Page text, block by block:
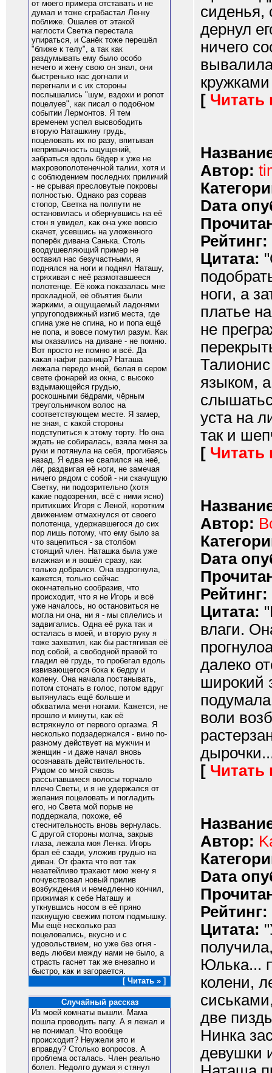
от моего примера отставать и не
думал и тоже сграбастал Ленку
поближе. Ошалев от этакой
наглости Светка перестала
упираться, и Санёк тоже перешёл
"ближе к телу", а так как
раздумывать ему было особо
нечего и жену свою он знал, они
быстренько нас догнали и
перегнали и с их стороны
послышались "шум, вздохи и ропот
поцелуев", как писал о подобном
событии Лермонтов. Я тем
временем успел высвободить
вторую Наташкину грудь,
поцеловать их по разу, впитывая
непривычность ощущений,
забраться вдоль бёдер к уже не
махровополотенечной талии, хотя и
с соблюдением последних приличий
- не срывая пресловутые покровы
полностью. Однако раз сорвав
стопор, Светка на полпути не
остановилась и обернувшись на её
стон я увидел, как она уже вовсю
скачет, усевшись на уложенного
поперёк дивана Санька. Столь
воодушевляющий пример не
оставил нас безучастными, я
поднялся на ноги и поднял Наташу,
стряхивая с неё размотавшееся
полотенце. Её кожа показалась мне
прохладной, её объятия были
жаркими, а ощущаемый ладонями
упругоподвижный изгиб места, где
спина уже не спина, но и попа ещё
не попа, и вовсе помутил разум. Как
мы оказались на диване - не помню.
Вот просто не помню и всё. Да
какая нафиг разница? Наташа
лежала передо мной, белая в сером
свете фонарей из окна, с высоко
вздымающейся грудью,
роскошными бёдрами, чёрным
треугольничком волос на
соответствующем месте. Я замер,
не зная, с какой стороны
подступиться к этому торту. Но она
ждать не собиралась, взяла меня за
руки и потянула на себя, прогибаясь
назад. Я едва не свалился на неё,
лёг, раздвигая её ноги, не замечая
ничего рядом с собой - ни скачущую
Светку, ни подозрительно (хотя
какие подозрения, всё с ними ясно)
притихших Игоря с Леной, коротким
движением отмахнулся от своего
полотенца, удержавшегося до сих
пор лишь потому, что ему было за
что зацепиться - за столбом
стоящий член. Наташка была уже
влажная и я вошёл сразу, как
только добрался. Она вздрогнула,
кажется, только сейчас
окончательно сообразив, что
происходит, что я не Игорь и всё
уже началось, но остановиться не
могла ни она, ни я - мы сплелись и
задвигались. Одна её рука так и
осталась в моей, и вторую руку я
тоже захватил, как бы растягивая её
под собой, а свободной правой то
гладил её грудь, то пробегал вдоль
извивающегося бока к бедру и
колену. Она начала постанывать,
потом стонать в голос, потом вдруг
вытянулась ещё больше и
обхватила меня ногами. Кажется, не
прошло и минуты, как её
встряхнуло от первого оргазма. Я
несколько подзадержался - вино по-
разному действует на мужчин и
женщин - и даже начал вновь
осознавать действительность.
Рядом со мной сквозь
рассыпавшиеся волосы торчало
плечо Светы, и я не удержался от
желания поцеловать и погладить
его, но Света мой порыв не
поддержала, похоже, её
стеснительность вновь вернулась.
С другой стороны молча, закрыв
глаза, лежала моя Ленка. Игорь
брал её сзади, уложив грудью на
диван. От факта что вот так
незатейливо трахают мою жену я
почувствовал новый прилив
возбуждения и немедленно кончил,
прижимая к себе Наташу и
уткнувшись носом в её пряно
пахнущую свежим потом подмышку.
Мы ещё несколько раз
поцеловались, вкусно и с
удовольствием, но уже без огня -
ведь любви между нами не было, а
страсть гаснет так же внезапно и
быстро, как и загорается.
[ Читать » ]
Случайный рассказ
Из моей комнаты вышли. Мама
пошла проводить папу. А я лежал и
не понимал. Что вообще
происходит? Неужели это и
вправду? Столько вопросов. А
проблема осталась. Член реально
болел. Недолго думая я стянул
сиденья,
дернул
ничего
[ Читать
Автор:
Dата
Рейтинг:
Цитата:
ноги, а
платье
не
языком,
уста на
так и
[ Читать
Автор:
Dата
Рейтинг:
Цитата:
влаги.
далеко
широкий
воли
[ Читать
Автор:
Dата
Рейтинг:
Цитата:
Юлька...
колени,
две
Нинка
девушки